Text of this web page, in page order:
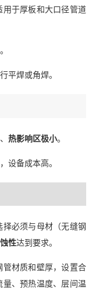
用于厚板和大口径管道
平焊或角焊。
热影响区极小。
设备成本高。
必须与母材（无缝钢
性达到要求。
材质和壁厚，设置合
、预热温度、层间温